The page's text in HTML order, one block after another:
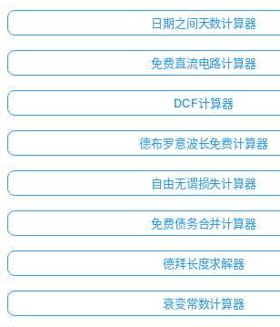
日期之间天数计算器
免费直流电路计算器
DCF计算器
德布罗意波长免费计算器
自由无谓损失计算器
免费债务合并计算器
德拜长度求解器
衰变常数计算器